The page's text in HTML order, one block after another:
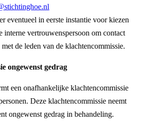
eventueel in eerste instantie voor kiezen
interne vertrouwenspersoon om contact
met de leden van de klachtencommissie.
ongewenst gedrag
een onafhankelijke klachtencommissie
Deze klachtencommissie neemt
ongewenst gedrag in behandeling.